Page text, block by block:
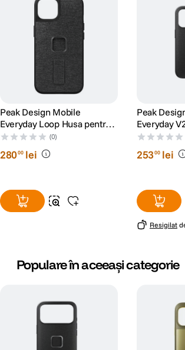
Peak Design Mobile
Everyday Loop Husa pentru
iPhone 14 Pro Max Charcoal
(0)
28000 lei
Peak
Everyday V2 Case Husa
pentru
Charcoal
25300 lei
Resigilat
Populare în aceeași categorie